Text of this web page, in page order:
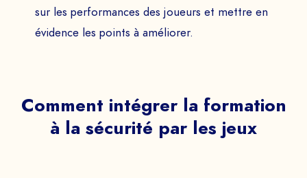
sur les performances des joueurs et mettre en
évidence les points à améliorer.
Comment intégrer la formation
à la sécurité par les jeux